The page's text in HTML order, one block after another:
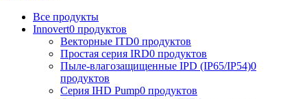
Все продукты
Innovert0 продуктов
Векторные ITD0 продуктов
Простая серия IRD0 продуктов
Пыле-влагозащищенные IPD (IP65/IP54)0
продуктов
Серия IHD Pump0 продуктов